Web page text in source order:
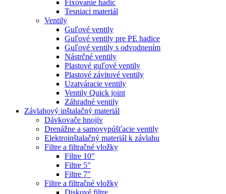
Fixovanie hadíc
Tesniaci materiál
Ventily
Guľové ventily
Guľové ventily pre PE hadice
Guľové ventily s odvodnením
Nástrčné ventily
Plastové guľové ventily
Plastové závitové ventily
Uzatváracie ventily
Ventily Quick joint
Záhradné ventily
Závlahový inštalačný materiál
Dávkovače hnojív
Drenážne a samovypúšťacie ventily
Elektroinštalačný materiál k závlahu
Filtre a filtračné vložky
Filtre 10"
Filtre 5"
Filtre 7"
Filtre a filtračné vložky
Diskové filtre